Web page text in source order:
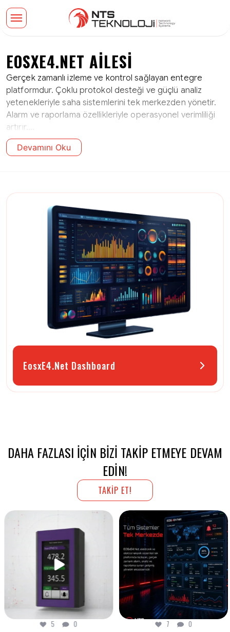
EOSXE4.NET AILESI
Gerçek zamanlı izleme ve kontrol sağlayan entegre
platformdur. Çoklu protokol desteği ve güçlü analiz
yetenekleriyle saha sistemlerini tek merkezden yönetir.
Alarm ve raporlama özellikleriyle operasyonel verimliliği
artırır....
Devamını Oku
EosxE4.Net Dashboard
DAHA FAZLASI IÇIN BIZI TAKIP ETMEYE DEVAM
EDIN!
TAKİP ET!
Dijital dönüşüm, sadece bir
teknoloji yükseltmesi
5
5 0
Ortam kontrol altında! Octopus
Multi Master Sensör ...
7 0
7 0